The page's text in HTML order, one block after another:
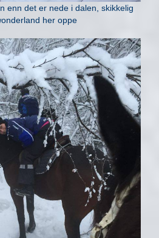
enn det er nede i dalen, skikkelig
her oppe